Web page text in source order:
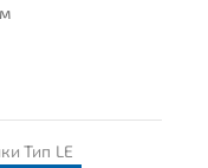
Тип LE